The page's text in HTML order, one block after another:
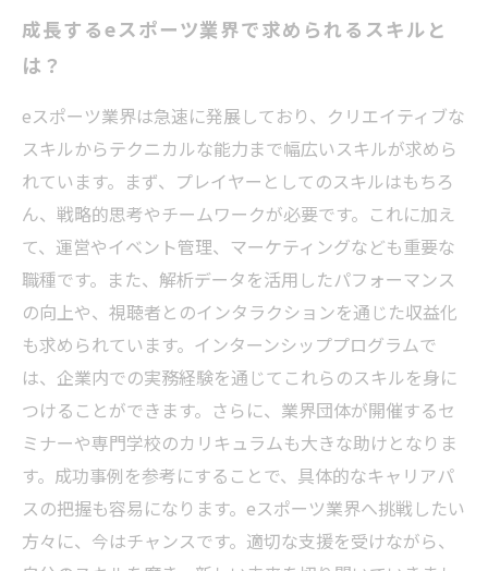
成長するeスポーツ業界で求められるスキルと
は？
eスポーツ業界は急速に発展しており、クリエイティブな
スキルからテクニカルな能力まで幅広いスキルが求めら
れています。まず、プレイヤーとしてのスキルはもちろ
ん、戦略的思考やチームワークが必要です。これに加え
て、運営やイベント管理、マーケティングなども重要な
職種です。また、解析データを活用したパフォーマンス
の向上や、視聴者とのインタラクションを通じた収益化
も求められています。インターンシッププログラムで
は、企業内での実務経験を通じてこれらのスキルを身に
つけることができます。さらに、業界団体が開催するセ
ミナーや専門学校のカリキュラムも大きな助けとなりま
す。成功事例を参考にすることで、具体的なキャリアパ
スの把握も容易になります。eスポーツ業界へ挑戦したい
方々に、今はチャンスです。適切な支援を受けながら、